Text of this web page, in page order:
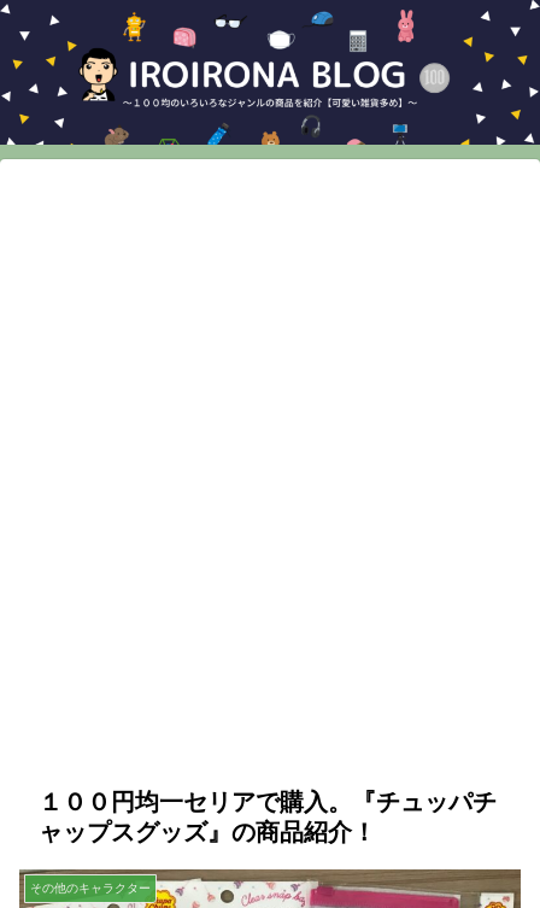
１００円均一セリアで購入。『チュッパチ
ャップスグッズ』の商品紹介！
その他のキャラクター